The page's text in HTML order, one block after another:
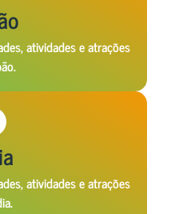
atividades e atrações
atividades e atrações